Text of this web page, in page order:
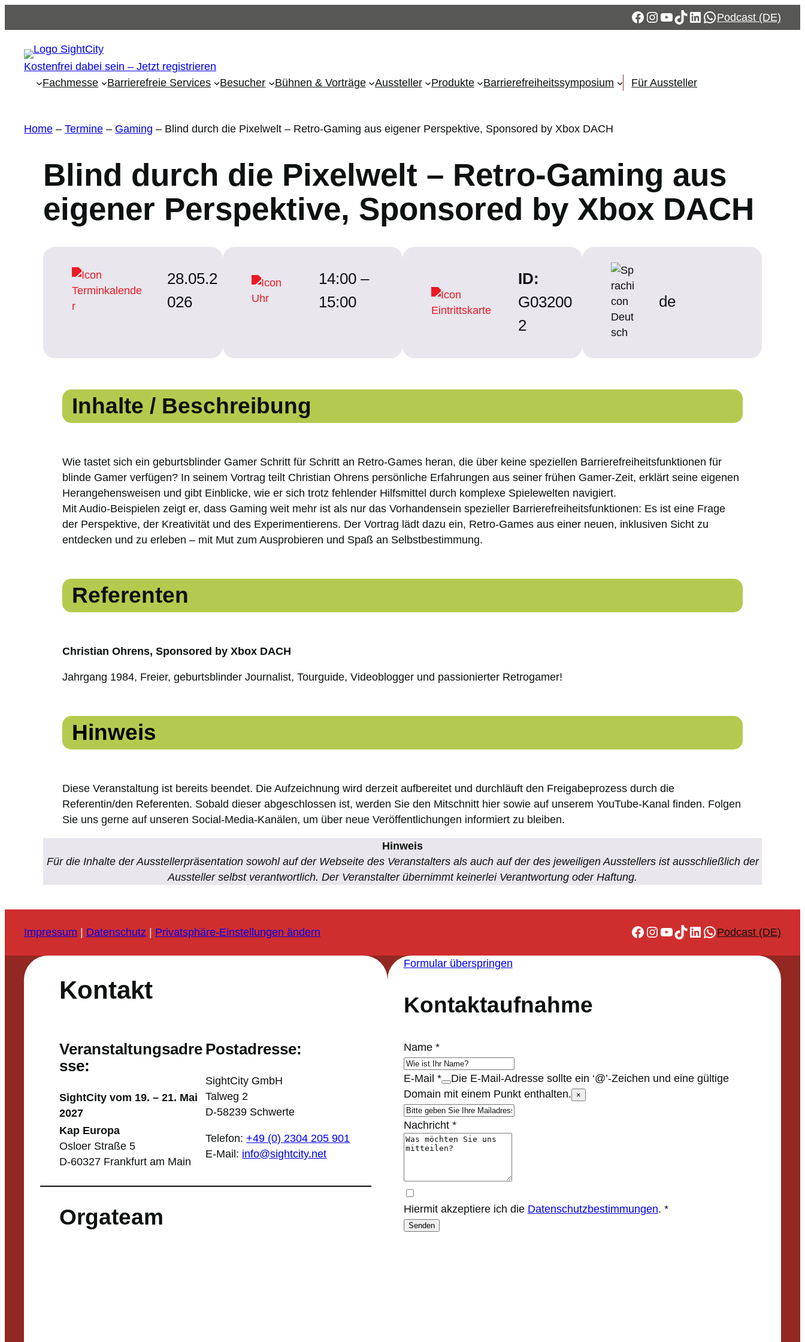
Facebook
Instagram
YouTube
TikTok
LinkedIn
WhatsApp
Podcast (DE)
Kostenfrei dabei sein – Jetzt registrieren
Fachmesse
Barrierefreie Services Besucher Bühnen & Vorträge Aussteller Produkte Barrierefreiheitssymposium Für Aussteller
Home – Termine – Gaming – Blind durch die Pixelwelt – Retro-Gaming aus eigener Perspektive, Sponsored by Xbox DACH
Blind durch die Pixelwelt – Retro-Gaming aus
eigener Perspektive, Sponsored by Xbox DACH
28.05.2
026
14:00 –
15:00
ID:
G03200
2
de
Inhalte / Beschreibung
Wie tastet sich ein geburtsblinder Gamer Schritt für Schritt an Retro-Games heran, die über keine speziellen Barrierefreiheitsfunktionen für
blinde Gamer verfügen? In seinem Vortrag teilt Christian Ohrens persönliche Erfahrungen aus seiner frühen Gamer-Zeit, erklärt seine eigenen
Herangehensweisen und gibt Einblicke, wie er sich trotz fehlender Hilfsmittel durch komplexe Spielewelten navigiert.
Mit Audio-Beispielen zeigt er, dass Gaming weit mehr ist als nur das Vorhandensein spezieller Barrierefreiheitsfunktionen: Es ist eine Frage
der Perspektive, der Kreativität und des Experimentierens. Der Vortrag lädt dazu ein, Retro-Games aus einer neuen, inklusiven Sicht zu
entdecken und zu erleben – mit Mut zum Ausprobieren und Spaß an Selbstbestimmung.
Referenten
Christian Ohrens, Sponsored by Xbox DACH
Jahrgang 1984, Freier, geburtsblinder Journalist, Tourguide, Videoblogger und passionierter Retrogamer!
Hinweis
Diese Veranstaltung ist bereits beendet. Die Aufzeichnung wird derzeit aufbereitet und durchläuft den Freigabeprozess durch die
Referentin/den Referenten. Sobald dieser abgeschlossen ist, werden Sie den Mitschnitt hier sowie auf unserem YouTube-Kanal finden. Folgen
Sie uns gerne auf unseren Social-Media-Kanälen, um über neue Veröffentlichungen informiert zu bleiben.
Hinweis
Für die Inhalte der Ausstellerpräsentation sowohl auf der Webseite des Veranstalters als auch auf der des jeweiligen Ausstellers ist ausschließlich der
Aussteller selbst verantwortlich. Der Veranstalter übernimmt keinerlei Verantwortung oder Haftung.
Impressum Datenschutz Privatsphäre-Einstellungen ändern Facebook
Instagram
YouTube
TikTok
LinkedIn
WhatsApp
Podcast (DE)
Kontakt
Veranstaltungsadre
sse:
SightCity vom 19. – 21. Mai
2027
Kap Europa
Osloer Straße 5
D-60327 Frankfurt am Main
Postadresse:
SightCity GmbH
Talweg 2
D-58239 Schwerte
Telefon:+49 (0) 2304 205 901
E-Mail: info@sightcity.net
Orgateam
Formular überspringen
Kontaktaufnahme
Name*
E-Mail *
Die E-Mail-Adresse sollte ein ‘@’-Zeichen und eine gültige
Domain mit einem Punkt enthalten.
×
Nachricht*
Hiermit akzeptiere ich die Datenschutzbestimmungen. *
Senden